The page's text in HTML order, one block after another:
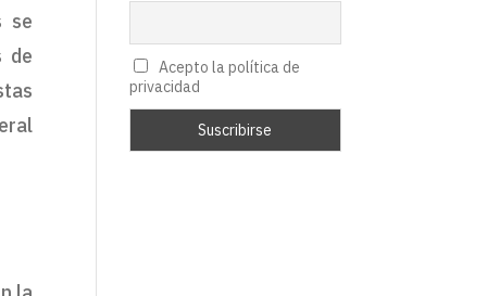
se
de
Acepto la política de
privacidad